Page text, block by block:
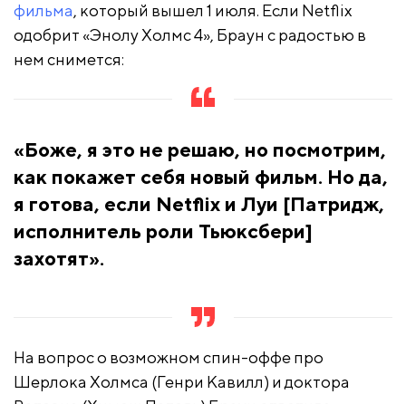
фильма, который вышел 1 июля. Если Netflix
одобрит «Энолу Холмс 4», Браун с радостью в
нем снимется:
«Боже, я это не решаю, но посмотрим,
как покажет себя новый фильм. Но да,
я готова, если Netflix и Луи [Патридж,
исполнитель роли Тьюксбери]
захотят».
На вопрос о возможном спин-оффе про
Шерлока Холмса (Генри Кавилл) и доктора